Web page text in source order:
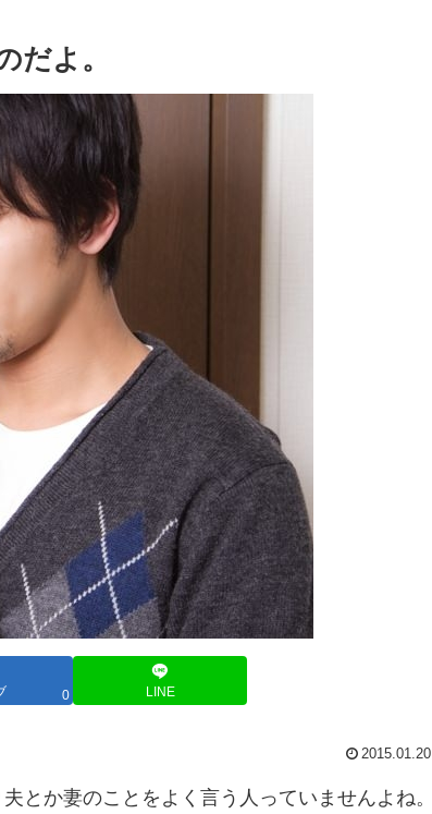
だよ。
0 LINE
2015.01.20
とか妻のことをよく言う人っていませんよね。